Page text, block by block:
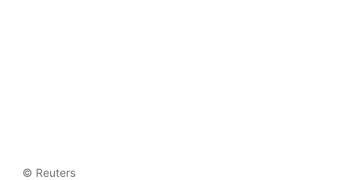
© Reuters